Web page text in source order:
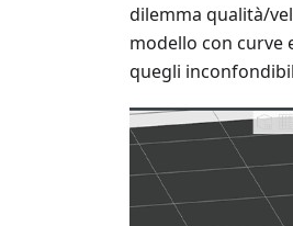
dilemma qualità/
modello con curve
quegli